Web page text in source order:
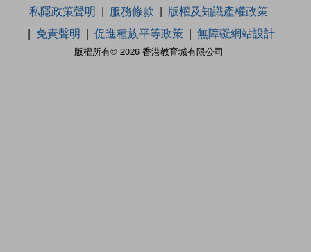
版權所有© 2026 香港教育城有限公司
私隱政策聲明 服務條款
版權及知識產權政策
免責聲明
促進種族平等政策 無障礙網站設計